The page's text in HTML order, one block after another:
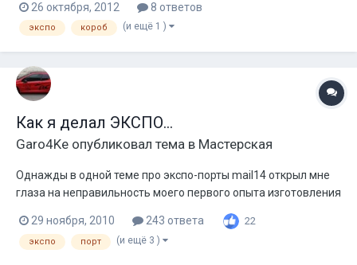
на выходе.
26 октября, 2012 8 ответов
экспо короб (и ещё 1 )
Как я делал ЭКСПО...
Garo4Ke опубликовал тема в Мастерская
Однажды в одной теме про экспо-порты mail14 открыл мне
глаза на неправильность моего первого опыта изготовления
экспоненте, щас же исправил свою ошибку! Через bassport
распечатал шаблон, потом по нему выпиливал стенки порта
29 ноября, 2010 243 ответа 22
экспо порт (и ещё 3 )